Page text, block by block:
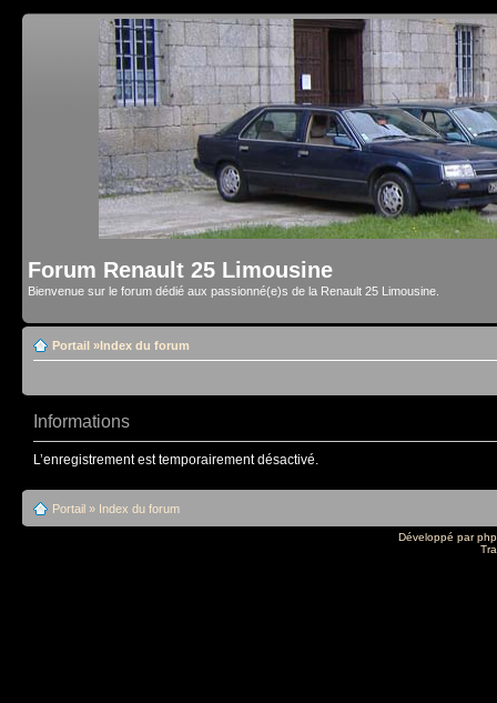
Forum Renault 25 Limousine
Bienvenue sur le forum dédié aux passionné(e)s de la Renault 25 Limousine.
Portail »Index du forum
Informations
L’enregistrement est temporairement désactivé.
Portail » Index du forum
Développé par